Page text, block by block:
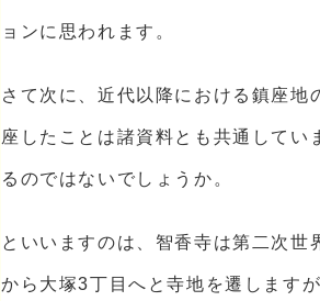
ョンに思われます。
さて次に、近代以降における鎮座
座したことは諸資料とも共通して
るのではないでしょうか。
といいますのは、智香寺は第二次世
から大塚3丁目へと寺地を遷します